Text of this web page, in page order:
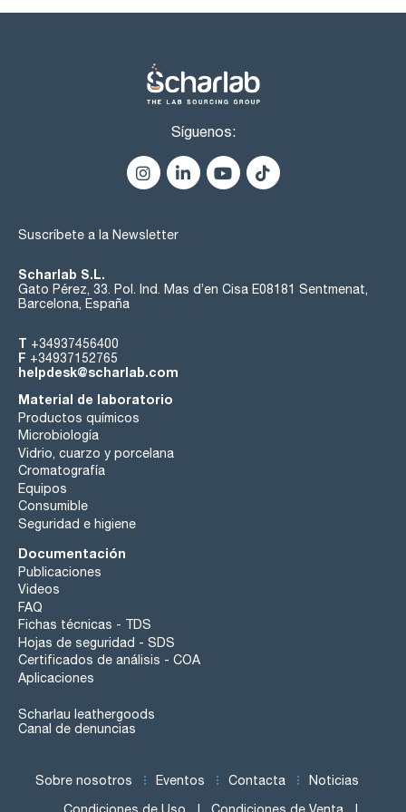
acetaldehido + acetal (como CH3CHO): max. 10 ppm
benceno (G.C.): max. 2 ppm
metanol (G.C.): max. 200 ppm
total de otras impurezas (G.C.): max. 300 ppm
forma cualitativa del espectro UV/VIS (EP): pasa test
materia no volátil : max. 25 ppm
absorbancia en una celda de 5,0 cm a 240 nm: max. 0,40
Síguenos:
Suscríbete a la Newsletter
Scharlab S.L.
Gato Pérez, 33. Pol. Ind. Mas d’en Cisa E08181 Sentmenat,
Barcelona, España
T +34937456400
F +34937152765
helpdesk@scharlab.com
Material de laboratorio
Productos químicos
Microbiología
Vidrio, cuarzo y porcelana
Cromatografía
Equipos
Consumible
Seguridad e higiene
Documentación
Publicaciones
Videos
FAQ
Fichas técnicas - TDS
Hojas de seguridad - SDS
Certificados de análisis - COA
Aplicaciones
Scharlau leathergoods
Canal de denuncias
Sobre nosotros Eventos Contacta Noticias